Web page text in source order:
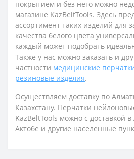
покрытием и без него можно
магазине KazBeltTools. Здесь
ассортимент таких изделий для
качества белого цвета
каждый может подобрать
Также у нас можно заказать и
частности медицинские
резиновые изделия.
Осуществляем доставку по
Казахстану. Перчатки
KazBeltTools можно с доставкой
Актобе и другие населенные